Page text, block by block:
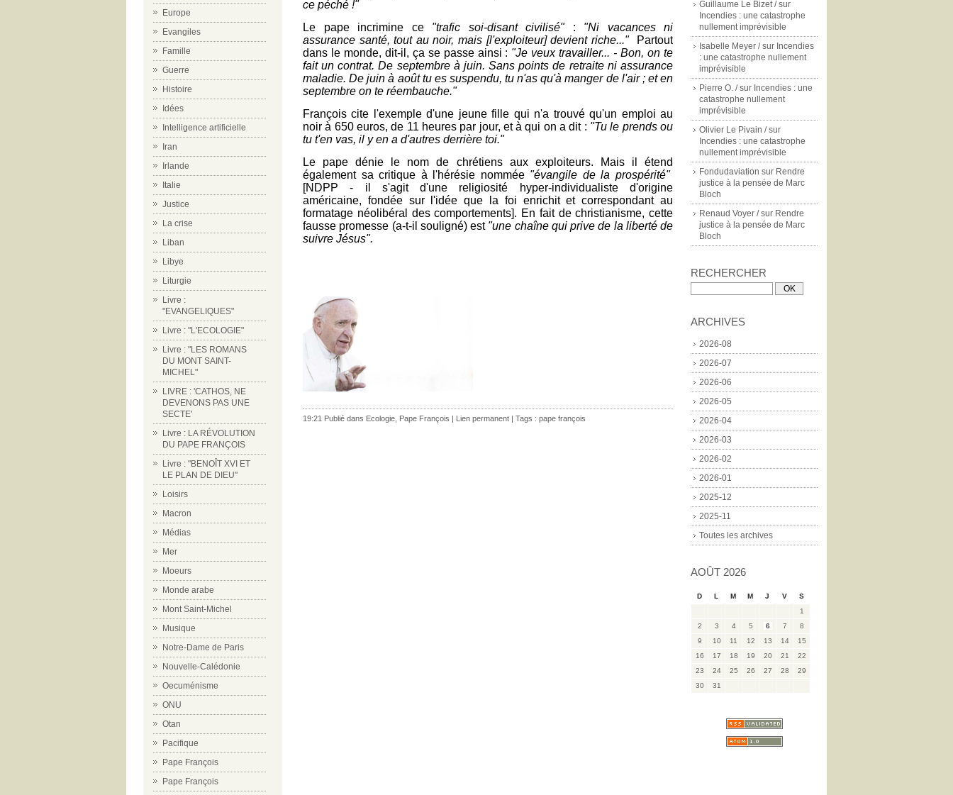
Europe
Evangiles
Famille
Guerre
Histoire
Idées
Intelligence artificielle
Iran
Irlande
Italie
Justice
La crise
Liban
Libye
Liturgie
Livre :
"EVANGELIQUES"
Livre : "L'ECOLOGIE"
Livre : "LES ROMANS
DU MONT SAINT-
MICHEL"
LIVRE : 'CATHOS, NE
DEVENONS PAS UNE
SECTE'
Livre : LA RÉVOLUTION
DU PAPE FRANÇOIS
Livre : "BENOÎT XVI ET
LE PLAN DE DIEU"
Loisirs
Macron
Médias
Mer
Moeurs
Monde arabe
Mont Saint-Michel
Musique
Notre-Dame de Paris
Nouvelle-Calédonie
Oecuménisme
ONU
Otan
Pacifique
Pape François
Pape François
Guillaume Le Bizet /sur
Incendies : une catastrophe
nullement imprévisible
Isabelle Meyer /sur Incendies
: une catastrophe nullement
imprévisible
Pierre O. /sur Incendies : une
catastrophe nullement
imprévisible
Olivier Le Pivain /sur
Incendies : une catastrophe
nullement imprévisible
Fondudaviation sur Rendre
justice à la pensée de Marc
Bloch
Renaud Voyer /sur Rendre
justice à la pensée de Marc
Bloch
RECHERCHER
ARCHIVES
2026-08
2026-07
2026-06
2026-05
2026-04
2026-03
2026-02
2026-01
2025-12
2025-11
Toutes les archives
AOÛT 2026
D L M M J V
S
1
2
3 4 5 6 7
8
9
10 11 12 13 14
15
16
17 18 19 20 21
22
23
24 25 26 27 28
29
30
31
ce péché !"
Le pape incrimine ce "trafic soi-disant civilisé": "Ni vacances ni
assurance santé, tout au noir, mais [l'exploiteur] devient riche..."Partout
dans le monde, dit-il, ça se passe ainsi : "Je veux travailler... - Bon, on te
fait un contrat. De septembre à juin. Sans points de retraite ni assurance
maladie. De juin à août tu es suspendu, tu n'as qu'à manger de l'air ; et en
septembre on te réembauche."
François cite l'exemple d'une jeune fille qui n'a trouvé qu'un emploi au
noir à 650 euros, de 11 heures par jour, et à qui on a dit : "Tu le prends ou
tu t'en vas, il y en a d'autres derrière toi."
Le pape dénie le nom de chrétiens aux exploiteurs. Mais il étend
également sa critique à l'hérésie nommée "évangile de la prospérité"
[NDPP - il s'agit d'une religiosité hyper-individualiste d'origine
américaine, fondée sur l'idée que la foi enrichit etcorrespondant au
formatage néolibéral des comportements]. En fait de christianisme, cette
fausse promesse (a-t-il souligné) est "une chaîne qui prive de la liberté de
suivre Jésus".
19:21 Publié dans Ecologie Pape François | Lien permanent | Tags : pape françois